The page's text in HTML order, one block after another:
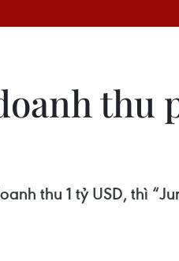
thu
thu 1 tỷ USD, thì